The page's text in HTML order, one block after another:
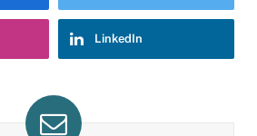
LinkedIn